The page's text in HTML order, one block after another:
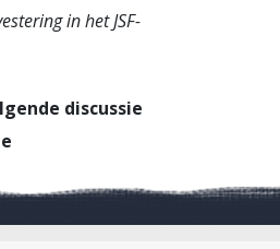
in het JSF-
discussie